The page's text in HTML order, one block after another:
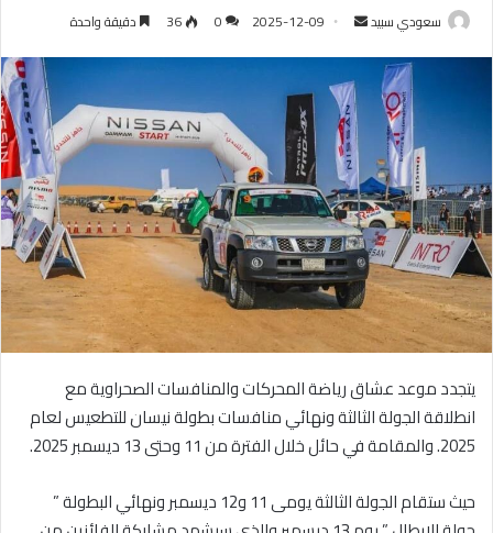
سعودي سبيد
س
ل
ب
ر
ي
د
ا
إ
ل
ك
و
ن
ي
2025-12-09
0
36 دقيقة واحدة
يتجدد موعد عشاق رياضة المحركات والمنافسات الصحراوية مع
انطلاقة الجولة الثالثة ونهائي منافسات بطولة نيسان للتطعيس لعام
2025. والمقامة في حائل خلال الفترة من 11 وحتى 13 ديسمبر 2025.
حيث ستقام الجولة الثالثة يومى 11 و12 ديسمبر ونهائي البطولة ”